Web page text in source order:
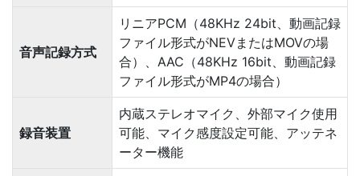
音声記録方式
リニアPCM（48KHz 24bit、動画記録
ファイル形式がNEVまたはMOVの場
合）、AAC（48KHz 16bit、動画記録
ファイル形式がMP4の場合）
録音装置
内蔵ステレオマイク、外部マイク使用
可能、マイク感度設定可能、アッテネ
ーター機能